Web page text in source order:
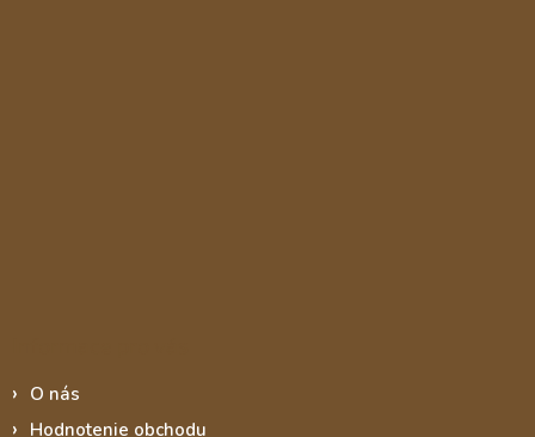
O nás
Hodnotenie obchodu